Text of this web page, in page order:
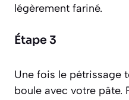
légèrement fariné.
Étape 3
Une fois le pétrissage
boule avec votre pâte.